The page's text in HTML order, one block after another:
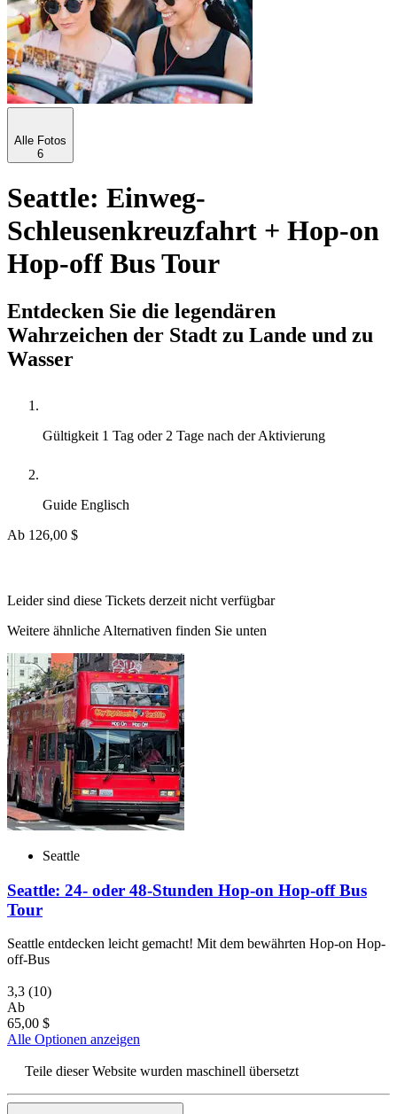
Alle Fotos
6
Seattle: Einweg-
Schleusenkreuzfahrt + Hop-on
Hop-off Bus Tour
Entdecken Sie die legendären
Wahrzeichen der Stadt zu Lande und zu
Wasser
Gültigkeit 1 Tag oder 2 Tage nach der Aktivierung
Guide Englisch
Ab 126,00 $
Leider sind diese Tickets derzeit nicht verfügbar
Weitere ähnliche Alternativen finden Sie unten
Seattle
Seattle: 24- oder 48-Stunden Hop-on Hop-off Bus
Tour
Seattle entdecken leicht gemacht! Mit dem bewährten Hop-on Hop-
off-Bus
3,3 (10)
Ab
65,00 $
Alle Optionen anzeigen
Teile dieser Website wurden maschinell übersetzt